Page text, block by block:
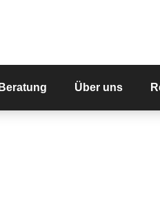
Beratung Über uns